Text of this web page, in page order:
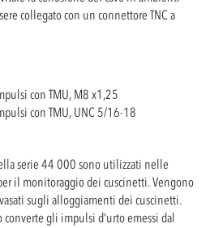
collegato con un connettore TNC a
con TMU, M8 x1,25
con TMU, UNC 5/16-18
serie 44 000 sono utilizzati nelle
il monitoraggio dei cuscinetti. Vengono
sugli alloggiamenti dei cuscinetti.
gli impulsi d'urto emessi dal